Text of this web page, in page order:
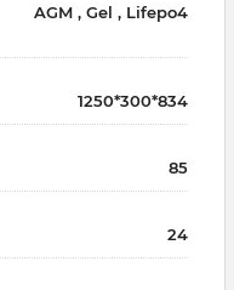
AGM , Gel , Lifepo4
1250*300*834
85
24